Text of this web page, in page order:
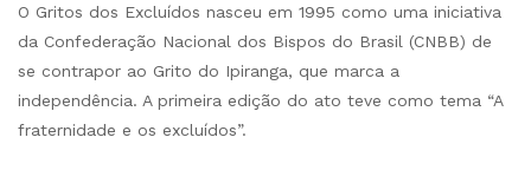
O Gritos dos Excluídos nasceu em 1995 como uma iniciativa
da Confederação Nacional dos Bispos do Brasil (CNBB) de
se contrapor ao Grito do Ipiranga, que marca a
independência. A primeira edição do ato teve como tema “A
fraternidade e os excluídos”.